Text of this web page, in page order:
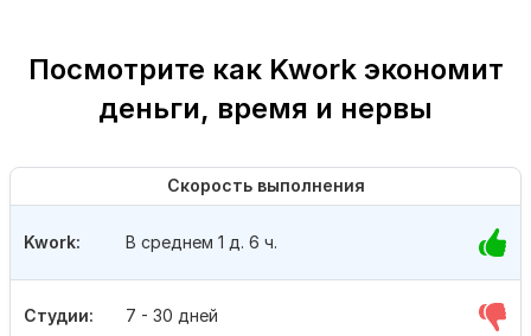
Посмотрите как Kwork экономит
деньги, время и нервы
Скорость выполнения
Студии: 7 - 30 дней
Kwork: В среднем 1 д. 6 ч.